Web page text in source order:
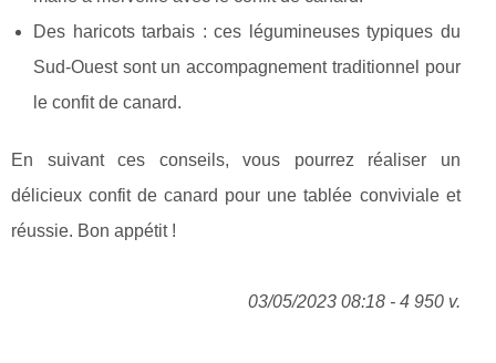
Des haricots tarbais : ces légumineuses typiques du
Sud-Ouest sont un accompagnement traditionnel pour
le confit de canard.
En suivant ces conseils, vous pourrez réaliser un
délicieux confit de canard pour une tablée conviviale et
réussie. Bon appétit !
03/05/2023 08:18 - 4 950 v.